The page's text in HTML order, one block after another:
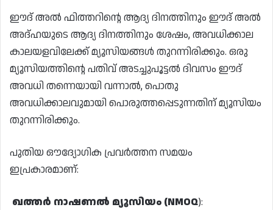
ഈദ് അൽ ഫിത്തറിൻ്റെ ആദ്യ ദിനത്തിനും ഈദ് അൽ
അദ്ഹയുടെ ആദ്യ ദിനത്തിനും ശേഷം, അവധിക്കാല
കാലയളവിലേക്ക് മ്യൂസിയങ്ങൾ തുറന്നിരിക്കും. ഒരു
മ്യൂസിയത്തിൻ്റെ പതിവ് അടച്ചുപൂട്ടൽ ദിവസം ഈദ്
അവധി തന്നെയായി വന്നാൽ, പൊതു
അവധിക്കാലവുമായി പൊരുത്തപ്പെടുന്നതിന് മ്യൂസിയം
തുറന്നിരിക്കും.
പുതിയ ഔദ്യോഗിക പ്രവർത്തന സമയം
ഇപ്രകാരമാണ്:
ഖത്തർ നാഷണൽ മ്യൂസിയം (NMOQ):